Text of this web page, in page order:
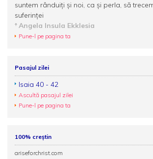
suntem rânduiţi şi noi, ca şi perla, să
suferinţei
Angela Insula Ekklesia
Pune-l pe pagina ta
Pasajul zilei
Isaia 40 - 42
Ascultă pasajul zilei
Pune-l pe pagina ta
100% creștin
ariseforchrist.com